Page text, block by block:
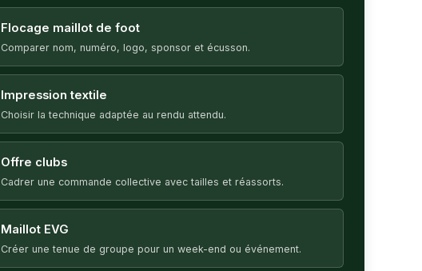
Flocage maillot de foot
Comparer nom, numéro, logo, sponsor et écusson.
Impression textile
Choisir la technique adaptée au rendu attendu.
Offre clubs
Cadrer une commande collective avec tailles et réassorts.
Maillot EVG
Créer une tenue de groupe pour un week-end ou événement.